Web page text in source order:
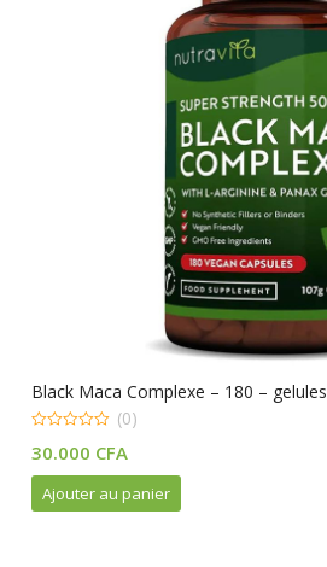
Black Maca Complexe – 180 – gelules
out
(0)
30.000 CFA
Ajouter au panier